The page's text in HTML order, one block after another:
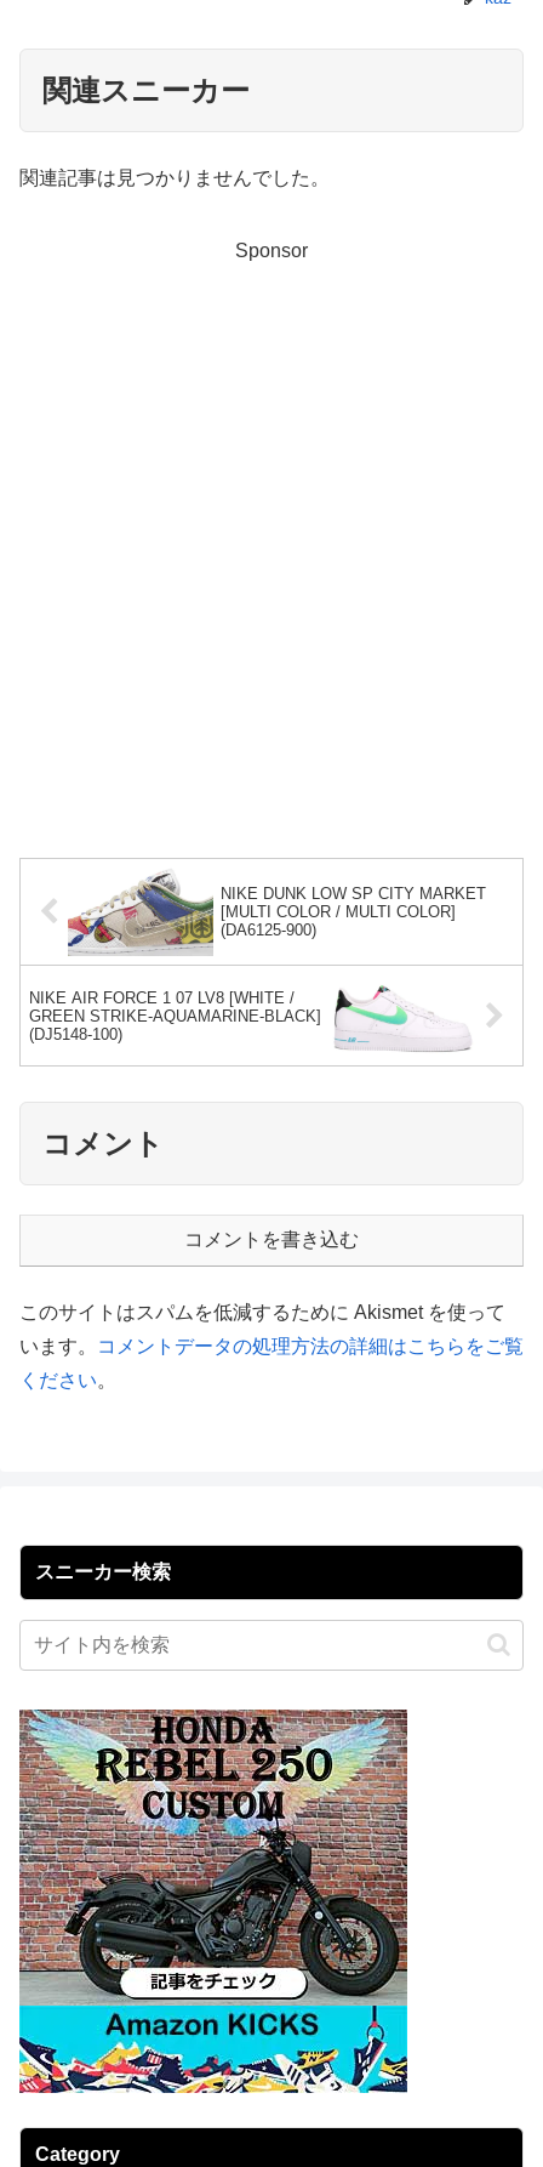
関連スニーカー
関連記事は見つかりませんでした。
Sponsor
NIKE DUNK LOW SP CITY MARKET
[MULTI COLOR / MULTI COLOR]
(DA6125-900)
NIKE AIR FORCE 1 07 LV8 [WHITE /
GREEN STRIKE-AQUAMARINE-BLACK]
(DJ5148-100)
コメント
コメントを書き込む
このサイトはスパムを低減するために Akismet を使って
います。
コメントデータの処理方法の詳細はこちらをご覧
ください。
スニーカー検索
Category